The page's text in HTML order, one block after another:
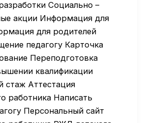
Социально –
акции Информация для
для родителей
педагогу Карточка
Переподготовка
квалификации
стаж Аттестация
работника Написать
Персональный сайт